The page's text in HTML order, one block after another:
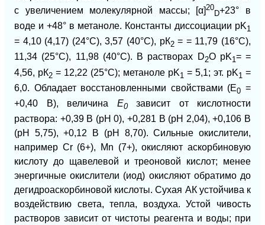
с увеличением молекулярной массы; [α]20
D+23° в
воде и +48° в метаноле. Константы диссоциации pK1
= 4,10 (4,17) (24°С), 3,57 (40°С), рК2= = 11,79 (16°С),
11,34 (25°С), 11,98 (40°С). В растворах D2O pK1= =
4,56, рК2 = 12,22 (25°С); метаноле pK1 = 5,1; эт. pK1 =
6,0. Обладает восстановленными свойствами (E0 =
+0,40 В), величина Е0
зависит от кислотности
раствора: +0,39 В (рН 0), +0,281 В (рН 2,04), +0,106 В
(рН 5,75), +0,12 В (рН 8,70). Сильные окислители,
например Cr (6+), Мn (7+), окисляют аскорбиновую
кислоту до щавелевой и треоновой кислот; менее
энергичные окислители (иод) окисляют обратимо до
дегидроаскорбиновой кислоты. Сухая АК устойчива к
воздействию света, тепла, воздуха. Устой чивость
растворов зависит от чистоты реагента и воды; при